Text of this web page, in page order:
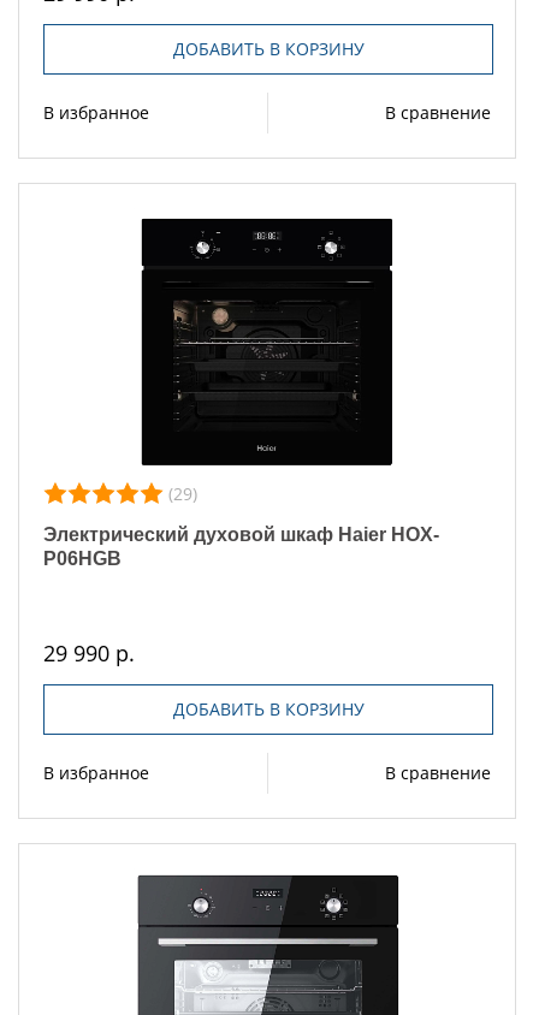
ДОБАВИТЬ В КОРЗИНУ
В избранное В сравнение
(29)
Электрический духовой шкаф Haier HOX-
P06HGB
29 990 р.
ДОБАВИТЬ В КОРЗИНУ
В избранное В сравнение